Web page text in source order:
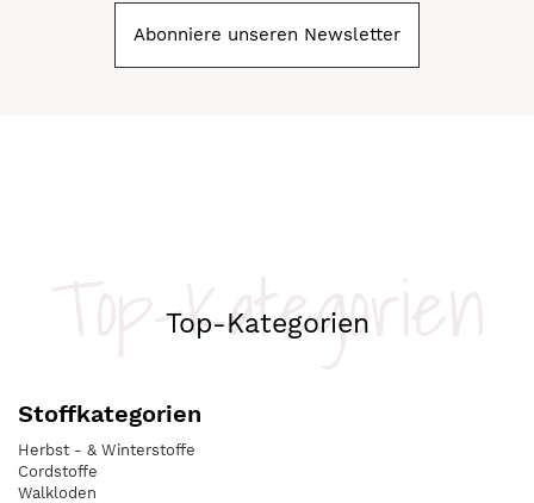
Abonniere unseren Newsletter
Top-Kategorien
Top-Kategorien
Stoffkategorien
Herbst - & Winterstoffe
Cordstoffe
Walkloden